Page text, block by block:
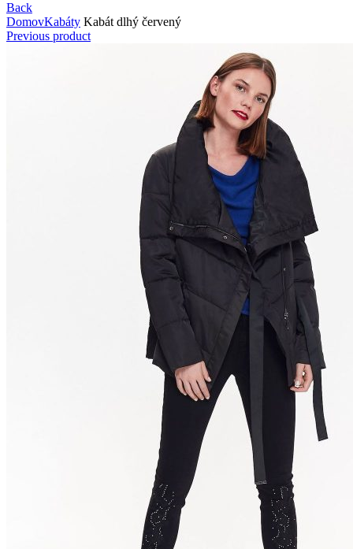
Back
DomovKabáty Kabát dlhý červený
Previous product